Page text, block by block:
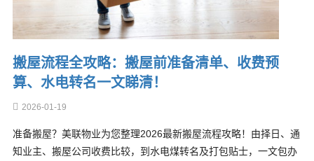
搬屋流程全攻略：搬屋前准备清单、收费预
算、水电转名一文睇清！
2026-01-19
准备搬屋？美联物业为您整理2026最新搬屋流程攻略！由择日、通
知业主、搬屋公司收费比较，到水电煤转名及打包贴士，一文包办